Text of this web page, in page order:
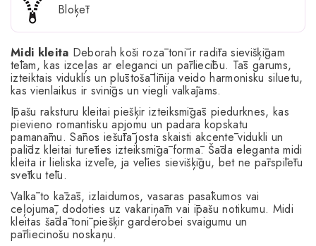
Bloķēt
Midi kleita Deborah koši rozā tonī ir radīta sievišķīgam
tēlam, kas izceļas ar eleganci un pārliecību. Tās garums,
izteiktais viduklis un plūstošā līnija veido harmonisku siluetu,
kas vienlaikus ir svinīgs un viegli valkājams.
Īpašu raksturu kleitai piešķir izteiksmīgās piedurknes, kas
pievieno romantisku apjomu un padara kopskatu
pamanāmu. Sānos iešūtā josta skaisti akcentē vidukli un
palīdz kleitai turēties izteiksmīgā formā. Šāda eleganta midi
kleita ir lieliska izvēle, ja vēlies sievišķīgu, bet ne pārspīlētu
svētku tēlu.
Valkā to kāzās, izlaidumos, vasaras pasākumos vai
ceļojumā, dodoties uz vakariņām vai īpašu notikumu. Midi
kleitas šādā tonī piešķir garderobei svaigumu un
pārliecinošu noskaņu.